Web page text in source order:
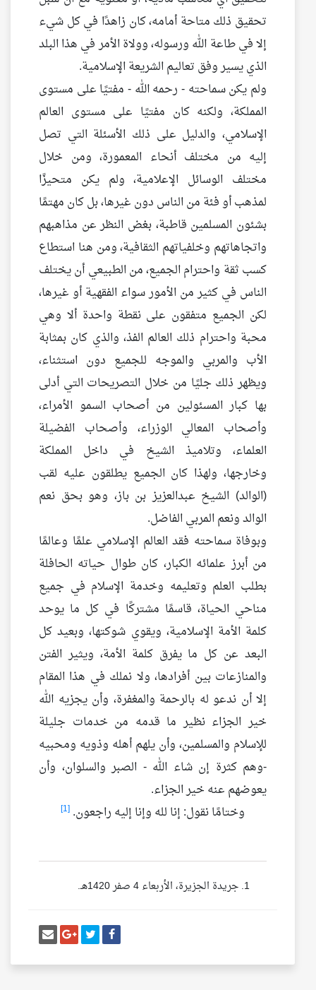
تحقيق ذلك متاحة أمامه، كان زاهدًا في كل شيء
إلا في طاعة الله ورسوله، وولاة الأمر في هذا البلد
الذي يسير وفق تعاليم الشريعة الإسلامية.
ولم يكن سماحته - رحمه الله - مفتيًا على مستوى
المملكة، ولكنه كان مفتيًا على مستوى العالم
الإسلامي، والدليل على ذلك الأسئلة التي تصل
إليه من مختلف أنحاء المعمورة، ومن خلال
مختلف الوسائل الإعلامية، ولم يكن متحيزًا
لمذهب أو فئة من الناس دون غيرها، بل كان مهتمًا
بشئون المسلمين قاطبة، بغض النظر عن مذاهبهم
واتجاهاتهم وخلفياتهم الثقافية، ومن هنا استطاع
كسب ثقة واحترام الجميع، من الطبيعي أن يختلف
الناس في كثير من الأمور سواء الفقهية أو غيرها،
لكن الجميع متفقون على نقطة واحدة ألا وهي
محبة واحترام ذلك العالم الفذ، والذي كان بمثابة
الأب والمربي والموجه للجميع دون استثناء،
ويظهر ذلك جليًا من خلال التصريحات التي أدلى
بها كبار المسئولين من أصحاب السمو الأمراء،
وأصحاب المعالي الوزراء، وأصحاب الفضيلة
العلماء، وتلاميذ الشيخ في داخل المملكة
وخارجها، ولهذا كان الجميع يطلقون عليه لقب
(الوالد) الشيخ عبدالعزيز بن باز، وهو بحق نعم
الوالد ونعم المربي الفاضل.
وبوفاة سماحته فقد العالم الإسلامي علمًا وعالمًا
من أبرز علمائه الكبار، كان طوال حياته الحافلة
بطلب العلم وتعليمه وخدمة الإسلام في جميع
مناحي الحياة، قاسمًا مشتركًا في كل ما يوحد
كلمة الأمة الإسلامية، ويقوي شوكتها، وبعيد كل
البعد عن كل ما يفرق كلمة الأمة، ويثير الفتن
والمنازعات بين أفرادها، ولا نملك في هذا المقام
إلا أن ندعو له بالرحمة والمغفرة، وأن يجزيه الله
خير الجزاء نظير ما قدمه من خدمات جليلة
للإسلام والمسلمين، وأن يلهم أهله وذويه ومحبيه
-وهم كثرة إن شاء الله - الصبر والسلوان، وأن
يعوضهم عنه خير الجزاء.
وختامًا نقول: إنا لله وإنا إليه راجعون. [1]
جريدة الجزيرة، الأربعاء 4 صفر 1420هـ.
شارك على فيسبوك
أنشر تغريدةشارك على